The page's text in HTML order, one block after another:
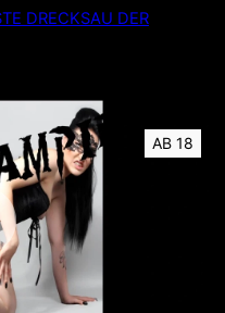
DRECKSAU DER
AB 18